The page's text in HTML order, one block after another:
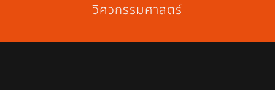
เกี่ยวกับมหาวิทยาลัยวิศวกรรมศาสตร์